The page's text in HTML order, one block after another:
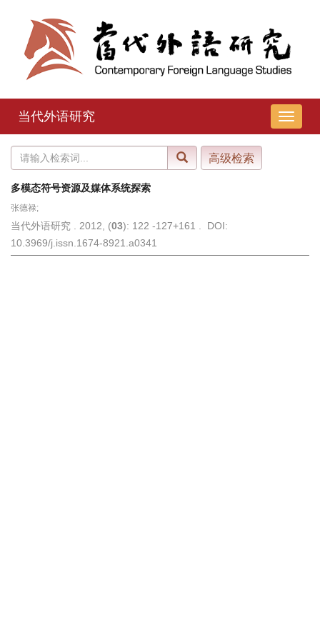
导
航
当代外语研究
多模态符号资源及媒体系统探索
张德禄;
当代外语研究 . 2012, (03): 122 -127+161 . DOI:
10.3969/j.issn.1674-8921.a0341